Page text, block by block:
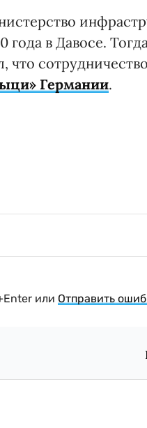
года в Давосе.
что сотрудничество
Германии.
или Отправить